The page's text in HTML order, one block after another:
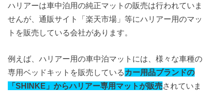
ハリアーは車中泊用の純正マットの販売は行われていま
せんが、通販サイト「楽天市場」等にハリアー用のマッ
トを販売している会社があります。
例えば、ハリアー用の車中泊マットには、様々な車種の
専用ベッドキットを販売している カー用品ブランドの
「SHINKE」からハリアー専用マットが販売されていま